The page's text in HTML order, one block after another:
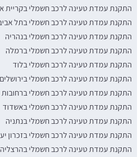
התקנת עמדת טעינה לרכב חשמלי בקריית
התקנת עמדת טעינה לרכב חשמלי בתל
התקנת עמדת טעינה לרכב חשמלי בנהריה
התקנת עמדת טעינה לרכב חשמלי ברמלה
התקנת עמדת טעינה לרכב חשמלי בלוד
התקנת עמדת טעינה לרכב חשמלי בירושלים
התקנת עמדת טעינה לרכב חשמלי ברחובות
התקנת עמדת טעינה לרכב חשמלי באשדוד
התקנת עמדת טעינה לרכב חשמלי בנתניה
התקנת עמדת טעינה לרכב חשמלי בזכרון
התקנת עמדת טעינה לרכב חשמלי בהרצליה